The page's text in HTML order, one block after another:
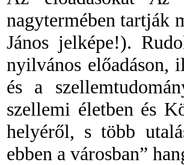
nagytermében tartják
János jelképe!).
nyilvános előadáson,
és a
szellemi életben és
helyéről, s több
ebben a városban”